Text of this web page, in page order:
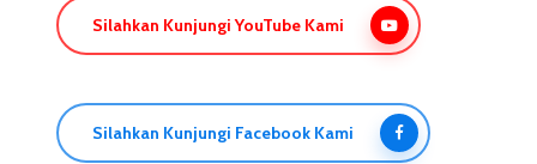
Silahkan Kunjungi YouTube Kami
Silahkan Kunjungi Facebook Kami